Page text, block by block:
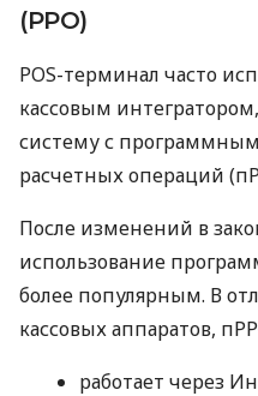
(РРО)
POS-терминал часто
кассовым
систему с
расчетных операций
После изменений в
использование
более популярным. В
кассовых аппаратов,
работает через